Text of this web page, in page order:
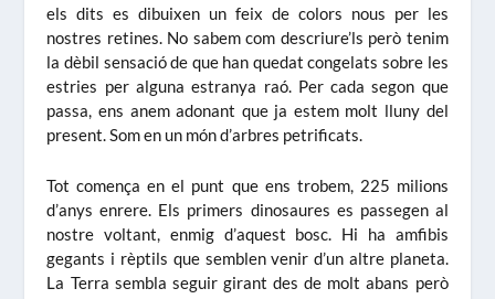
els dits es dibuixen un feix de colors nous per les
nostres retines. No sabem com descriure’ls però tenim
la dèbil sensació de que han quedat congelats sobre les
estries per alguna estranya raó. Per cada segon que
passa, ens anem adonant que ja estem molt lluny del
present. Som en un món d’arbres petrificats.
Tot comença en el punt que ens trobem, 225 milions
d’anys enrere. Els primers dinosaures es passegen al
nostre voltant, enmig d’aquest bosc. Hi ha amfibis
gegants i rèptils que semblen venir d’un altre planeta.
La Terra sembla seguir girant des de molt abans però